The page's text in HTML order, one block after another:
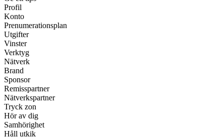
Profil
Konto
Prenumerationsplan
Utgifter
Vinster
Verktyg
Nätverk
Brand
Sponsor
Remisspartner
Nätverkspartner
Tryck zon
Hör av dig
Samhörighet
Håll utkik